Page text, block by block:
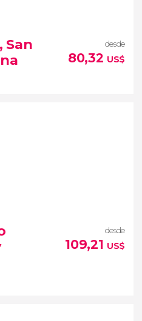
Piedad
Capilla Sixtina
San
desde
80,32 US$
tres de las ciudades más
desde
109,21 US$